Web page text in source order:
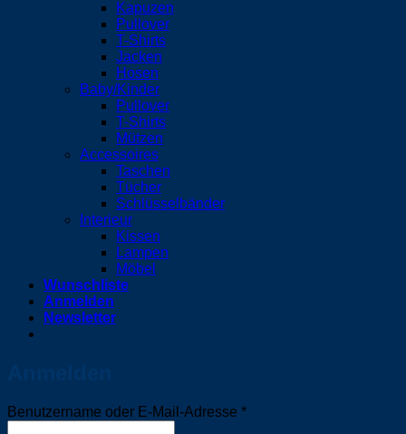
Kapuzen
Pullover
T-Shirts
Jacken
Hosen
Baby/Kinder
Pullover
T-Shirts
Mützen
Accessoires
Taschen
Tücher
Schlüsselbänder
Interieur
Kissen
Lampen
Möbel
Wunschliste
Anmelden
Newsletter
Benutzername oder E-Mail-Adresse *Erforderlich